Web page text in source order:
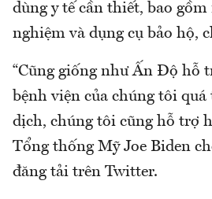
dùng y tế cần thiết, bao
nghiệm và dụng cụ bảo hộ,
“Cũng giống như Ấn Độ hỗ
bệnh viện của chúng tôi
dịch, chúng tôi cũng hỗ trợ
Tổng thống Mỹ Joe Biden
đăng tải trên Twitter.